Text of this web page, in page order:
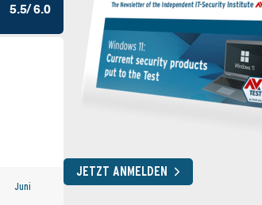
5.5/ 6.0
Juni
JETZT ANMELDEN